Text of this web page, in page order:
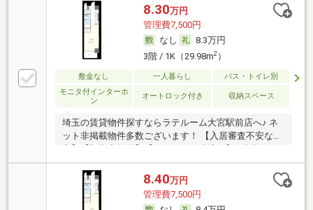
8.30万円
管理費7,500円
なし
8.3万円
3階 / 1K（29.98m2）
敷金なし 一人暮らし
バス・トイレ別
モニタ付インターホ
ン
オートロック付き 収納スペース
埼玉の賃貸物件探すならラテルーム大宮駅前店へ♪ ネ
ット非掲載物件多数ございます！ 【入居審査不安な
方】【初期安物件】【クレジット決済可】ご相談くだ
さい！！ ※仲介手数料無料 『ご来店初めてのお客様・
当物件を契約に限る』8.40万円
管理費7,500円